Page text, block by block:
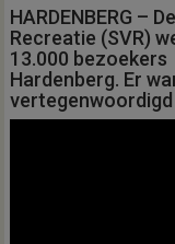
HARDENBERG –
Recreatie (SVR)
13.000
Hardenberg. Er